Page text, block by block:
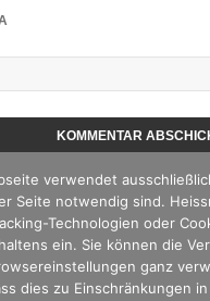
MON
verwendet
Seite notwendig sind.
Technologien oder
ein. Sie können die
ganz
dies zu Einschränkungen